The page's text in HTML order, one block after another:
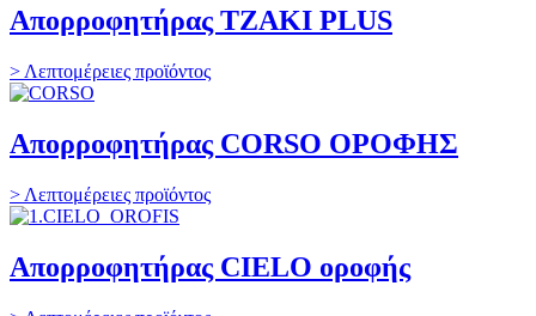
Απορροφητήρας ΤΖΑΚΙ PLUS
> Λεπτομέρειες προϊόντος
Απορροφητήρας CORSO ΟΡΟΦΗΣ
> Λεπτομέρειες προϊόντος
Απορροφητήρας CIELO οροφής